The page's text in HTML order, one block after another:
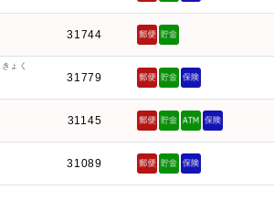
31744
ょく
31779
31145
31089